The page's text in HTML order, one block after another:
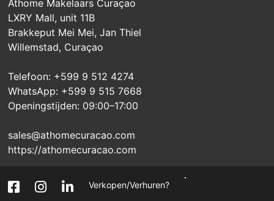
Athome Makelaars Curaçao
LXRY Mall, unit 11B
Brakkeput Mei Mei, Jan Thiel
Willemstad, Curaçao
Telefoon: +599 9 512 4274
WhatsApp: +599 9 515 7668
Openingstijden: 09:00–17:00
sales@athomecuracao.com
https://athomecuracao.com
Verkopen/Verhuren?